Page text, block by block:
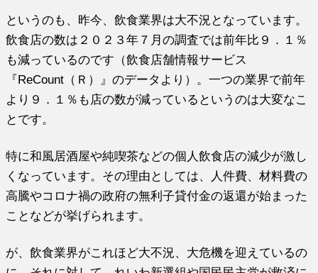
というのも、昨今、飲食業界は大不況となっています。
飲食店の数は２０２３年７月の調査では前年比９．１％
も減っているのです（飲食店舗情報サービス
『ReCount（Ｒ）』のデータより）。一つの業界で前年
より９．１％も店の数が減っているというのは大変なこ
とです。
特に和風居酒屋や純喫茶などの個人飲食店の減少が激し
くなっています。その理由としては、人件費、材料費の
高騰やコロナ禍の政府の無利子貸付金の返還が始まった
ことなどが挙げられます。
が、飲食業界がこれほど大不況、大危機を迎えているの